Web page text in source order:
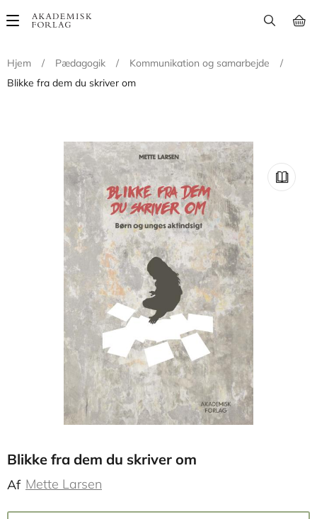
Main
Hjem
/ Pædagogik / Kommunikation og samarbejde
/
Blikke fra dem du skriver om
Blikke fra dem du skriver om
Af Mette Larsen